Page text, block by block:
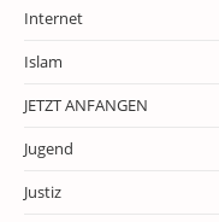
Internet
Islam
JETZT ANFANGEN
Jugend
Justiz